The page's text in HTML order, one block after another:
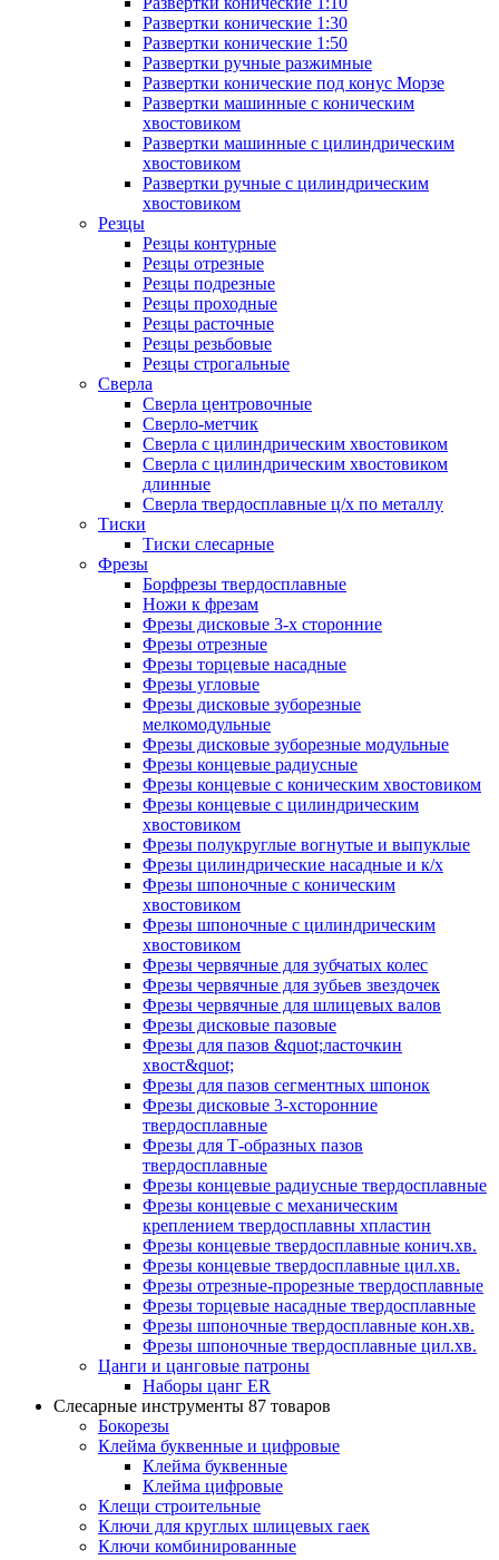
Развертки конические 1:30
Развертки конические 1:50
Развертки ручные разжимные
Развертки конические под конус Морзе
Развертки машинные с коническим
хвостовиком
Развертки машинные с цилиндрическим
хвостовиком
Развертки ручные с цилиндрическим
хвостовиком
Резцы
Резцы контурные
Резцы отрезные
Резцы подрезные
Резцы проходные
Резцы расточные
Резцы резьбовые
Резцы строгальные
Сверла
Сверла центровочные
Сверло-метчик
Сверла с цилиндрическим хвостовиком
Сверла с цилиндрическим хвостовиком
длинные
Сверла твердосплавные ц/х по металлу
Тиски
Тиски слесарные
Фрезы
Борфрезы твердосплавные
Ножи к фрезам
Фрезы дисковые 3-х сторонние
Фрезы отрезные
Фрезы торцевые насадные
Фрезы угловые
Фрезы дисковые зуборезные
мелкомодульные
Фрезы дисковые зуборезные модульные
Фрезы концевые радиусные
Фрезы концевые с коническим хвостовиком
Фрезы концевые с цилиндрическим
хвостовиком
Фрезы полукруглые вогнутые и выпуклые
Фрезы цилиндрические насадные и к/х
Фрезы шпоночные с коническим
хвостовиком
Фрезы шпоночные с цилиндрическим
хвостовиком
Фрезы червячные для зубчатых колес
Фрезы червячные для зубьев звездочек
Фрезы червячные для шлицевых валов
Фрезы дисковые пазовые
Фрезы для пазов &quot;ласточкин
хвост&quot;
Фрезы для пазов сегментных шпонок
Фрезы дисковые 3-хсторонние
твердосплавные
Фрезы для Т-образных пазов
твердосплавные
Фрезы концевые радиусные твердосплавные
Фрезы концевые с механическим
креплением твердосплавны хпластин
Фрезы концевые твердосплавные конич.хв.
Фрезы концевые твердосплавные цил.хв.
Фрезы отрезные-прорезные твердосплавные
Фрезы торцевые насадные твердосплавные
Фрезы шпоночные твердосплавные кон.хв.
Фрезы шпоночные твердосплавные цил.хв.
Цанги и цанговые патроны
Наборы цанг ER
Слесарные инструменты 87 товаров
Бокорезы
Клейма буквенные и цифровые
Клейма буквенные
Клейма цифровые
Клещи строительные
Ключи для круглых шлицевых гаек
Ключи комбинированные